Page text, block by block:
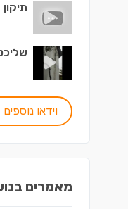
וידאו
מאמרים